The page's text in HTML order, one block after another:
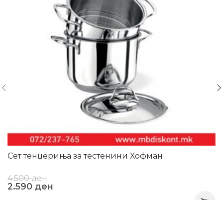
Сет тенџериња за тестенини Хофман
4.500ден
2.590 ден